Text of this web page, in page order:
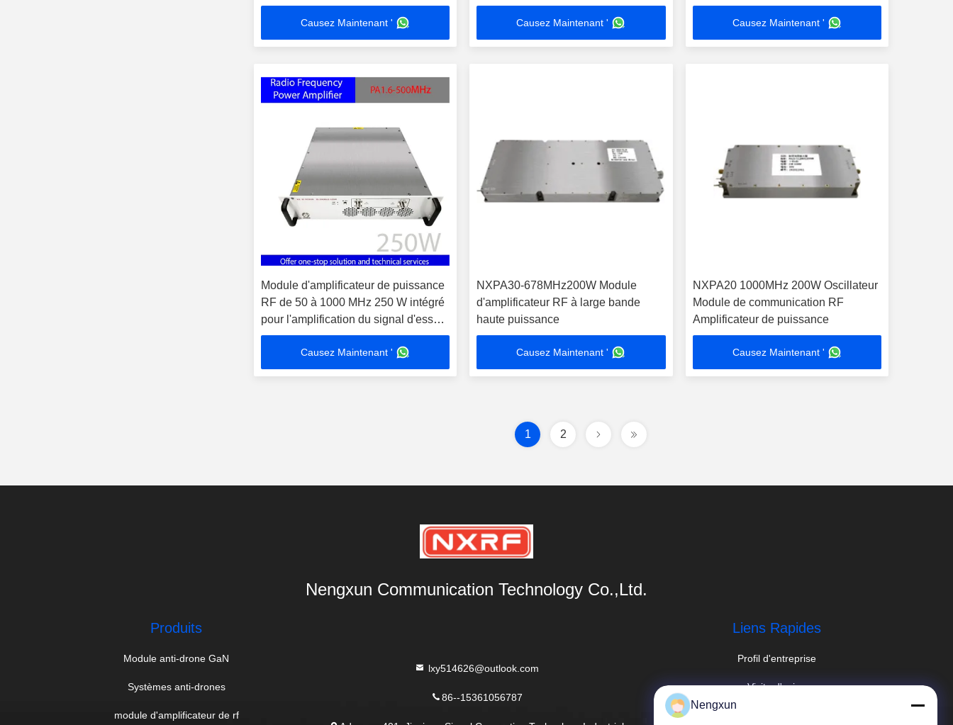
RF / micro-ondes
Causez Maintenant '
signal Porte d'entrée onde
stationnaire ≤2.0
Causez Maintenant ' Causez Maintenant '
Module d'amplificateur de puissance
RF de 50 à 1000 MHz 250 W intégré
pour l'amplification du signal d'essai
EMC Voltage de travail 220 V
Causez Maintenant '
NXPA30-678MHz200W Module
d'amplificateur RF à large bande
haute puissance
Causez Maintenant '
NXPA20 1000MHz 200W Oscillateur
Module de communication RF
Amplificateur de puissance
Causez Maintenant '
1 2
Nengxun Communication Technology Co.,Ltd.
Produits
Module anti-drone GaN
Systèmes anti-drones
module d'amplificateur de rf
lxy514626@outlook.com
86--15361056787
Liens Rapides
Profil d'entreprise
Visite d'usine
Nengxun